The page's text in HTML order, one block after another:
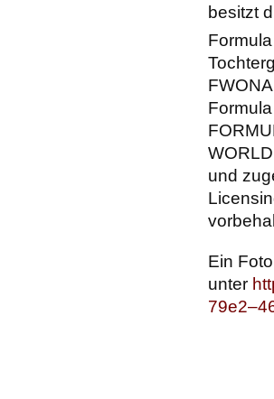
besitzt
und
Ein
unter